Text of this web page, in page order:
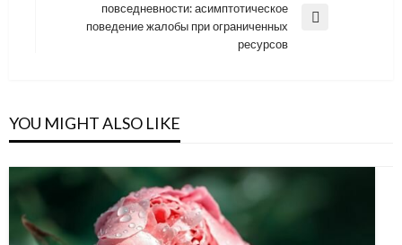
записямповседневности: асимптотическое
поведение жалобы при ограниченных
ресурсов
YOU MIGHT ALSO LIKE